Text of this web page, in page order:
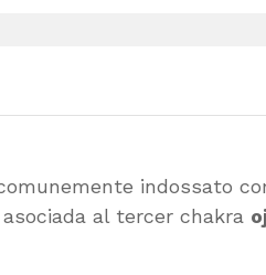
indossato
al tercer chakra